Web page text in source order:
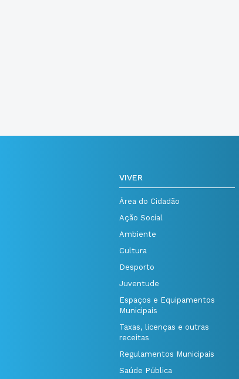
VIVER
Área do Cidadão
Ação Social
Ambiente
Cultura
Desporto
Juventude
Espaços e Equipamentos
Municipais
Taxas, licenças e outras
receitas
Regulamentos Municipais
Saúde Pública